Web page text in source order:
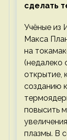
сделать
Учёные из
Макса
на
(недалеко
открытие,
созданию
повысить
плазмы. В